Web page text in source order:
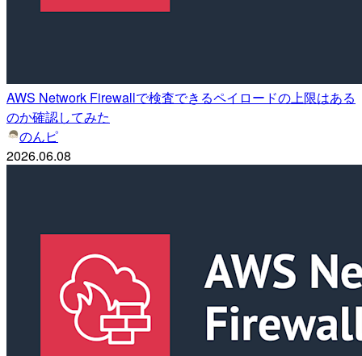
AWS Network Firewallで検査できるペイロードの上限はある
のか確認してみた
のんピ
2026.06.08